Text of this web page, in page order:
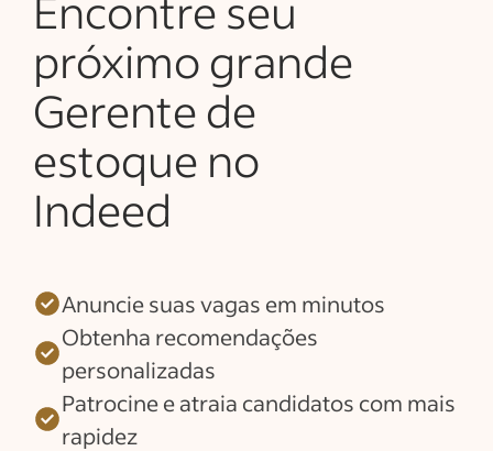
próximo grande
Gerente de
estoque no
Indeed
Anuncie suas vagas em minutos
Obtenha recomendações
personalizadas
Patrocine e atraia candidatos com mais
rapidez